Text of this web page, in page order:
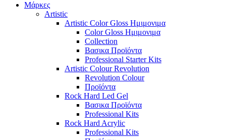
Μάρκες
Artistic
Artistic Color Gloss Ημιμονιμα
Color Gloss Ημιμονιμα
Collection
Βασικα Προϊόντα
Professional Starter Kits
Artistic Colour Revolution
Revolution Colour
Προϊόντα
Rock Hard Led Gel
Βασικα Προϊόντα
Professional Kits
Rock Hard Acrylic
Professional Kits